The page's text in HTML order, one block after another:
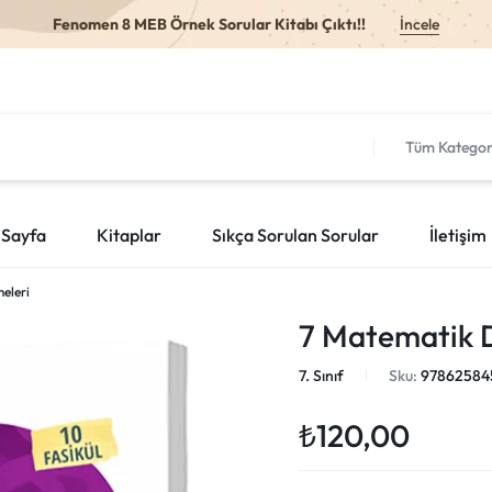
Fenomen 8 MEB Örnek Sorular Kitabı Çıktı!! İncele
Tüm
Kitaplar Sıkça Sorulan Sorular İletişim
7 Matematik
7. Sınıf Sku:
₺120,00